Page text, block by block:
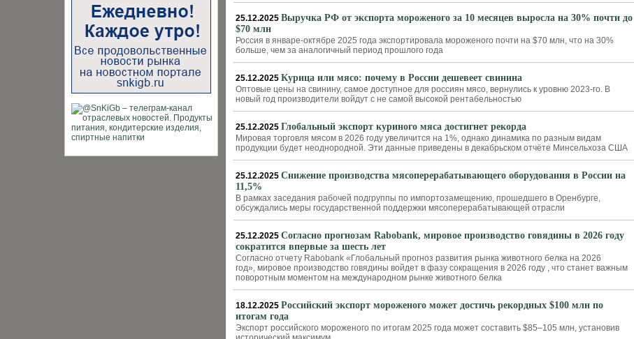
25.12.2025 Выручка РФ от экспорта мороженого за 10 месяцев выросла на 30% почти до
$70 млн
Россия в январе-октябре 2025 года экспортировала мороженого почти на $70 млн, что на 30%
больше, чем за аналогичный период прошлого года
25.12.2025 Курица или мясо: почему в России дешевеет свинина
Оптовые цены на свинину, самое доступное для россиян мясо, вернулись к уровню 2023-го. В
новый год производители войдут с не самой высокой рентабельностью
25.12.2025 Глобальный экспорт куриного мяса достигнет рекорда
Мировая торговля мясом в 2026 году увеличится на 1%, однако динамика по разным видам
продукции будет неоднородной. Эти данные приведены в декабрьском отчёте Минсельхоза США
25.12.2025 Снижение производства мясоперерабатывающего оборудования в России на
11,5%
В рамках заседания рабочей подгруппы по импортозамещению, прошедшего в Оренбурге,
обсуждались меры государственной поддержки мясоперерабатывающей отрасли
25.12.2025 Согласно прогнозам Rabobank, мировое производство говядины в 2026 году
сократится впервые за шесть лет
Согласно отчету Rabobank «Глобальный прогноз развития рынка животного белка на 2026
год», мировое производство говядины войдет в фазу сокращения в 2026 году , что станет важным
поворотным моментом на международном рынке животного белка
18.12.2025 Российский экспорт мороженого может достичь рекордных $100 млн по
итогам года
Экспорт российского мороженого по итогам 2025 года может составить $85–105 млн, установив